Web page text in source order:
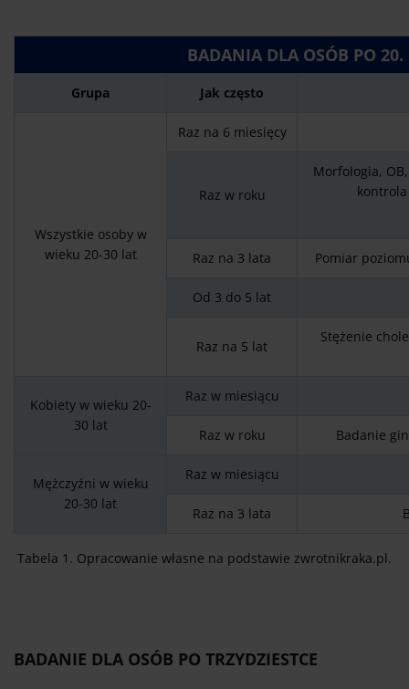
BADANIA DLA OSÓB PO 20.
Grupa Jak często
Wszystkie osoby w
wieku 20-30 lat
Raz na 6 miesięcy
Raz w roku
Morfologia,
Raz na 3 lata Pomiar
Od 3 do 5 lat
Raz na 5 lat
Stężenie
Kobiety w wieku 20-
30 lat
Raz w miesiącu
Raz w roku Badanie
Mężczyźni w wieku
20-30 lat
Raz w miesiącu
Raz na 3 lata
Tabela 1. Opracowanie własne na podstawie zwrotnikraka.pl.
BADANIE DLA OSÓB PO TRZYDZIESTCE